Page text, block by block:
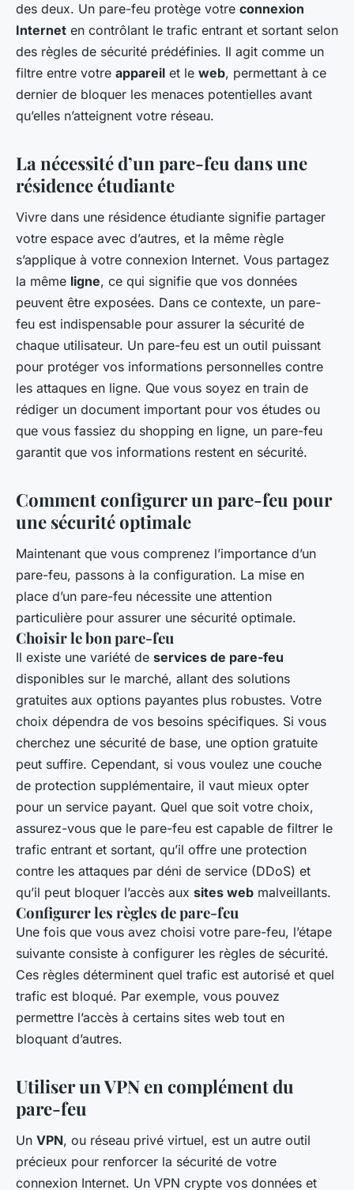
des deux. Un pare-feu protège votre connexion
Internet en contrôlant le trafic entrant et sortant selon
des règles de sécurité prédéfinies. Il agit comme un
filtre entre votre appareil et le web, permettant à ce
dernier de bloquer les menaces potentielles avant
qu’elles n’atteignent votre réseau.
La nécessité d’un pare-feu dans une
résidence étudiante
Vivre dans une résidence étudiante signifie partager
votre espace avec d’autres, et la même règle
s’applique à votre connexion Internet. Vous partagez
la même ligne, ce qui signifie que vos données
peuvent être exposées. Dans ce contexte, un pare-
feu est indispensable pour assurer la sécurité de
chaque utilisateur. Un pare-feu est un outil puissant
pour protéger vos informations personnelles contre
les attaques en ligne. Que vous soyez en train de
rédiger un document important pour vos études ou
que vous fassiez du shopping en ligne, un pare-feu
garantit que vos informations restent en sécurité.
Comment configurer un pare-feu pour
une sécurité optimale
Maintenant que vous comprenez l’importance d’un
pare-feu, passons à la configuration. La mise en
place d’un pare-feu nécessite une attention
particulière pour assurer une sécurité optimale.
Choisir le bon pare-feu
Il existe une variété de services de pare-feu
disponibles sur le marché, allant des solutions
gratuites aux options payantes plus robustes. Votre
choix dépendra de vos besoins spécifiques. Si vous
cherchez une sécurité de base, une option gratuite
peut suffire. Cependant, si vous voulez une couche
de protection supplémentaire, il vaut mieux opter
pour un service payant. Quel que soit votre choix,
assurez-vous que le pare-feu est capable de filtrer le
trafic entrant et sortant, qu’il offre une protection
contre les attaques par déni de service (DDoS) et
qu’il peut bloquer l’accès aux sites web malveillants.
Configurer les règles de pare-feu
Une fois que vous avez choisi votre pare-feu, l’étape
suivante consiste à configurer les règles de sécurité.
Ces règles déterminent quel trafic est autorisé et quel
trafic est bloqué. Par exemple, vous pouvez
permettre l’accès à certains sites web tout en
bloquant d’autres.
Utiliser un VPN en complément du
pare-feu
Un VPN, ou réseau privé virtuel, est un autre outil
précieux pour renforcer la sécurité de votre
connexion Internet. Un VPN crypte vos données et